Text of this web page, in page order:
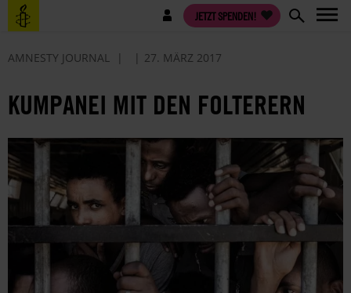
Direkt
zum
Benutzermenü JETZT SPENDEN!
AMNESTY JOURNAL 27. MÄRZ 2017
KUMPANEI MIT DEN FOLTERERN